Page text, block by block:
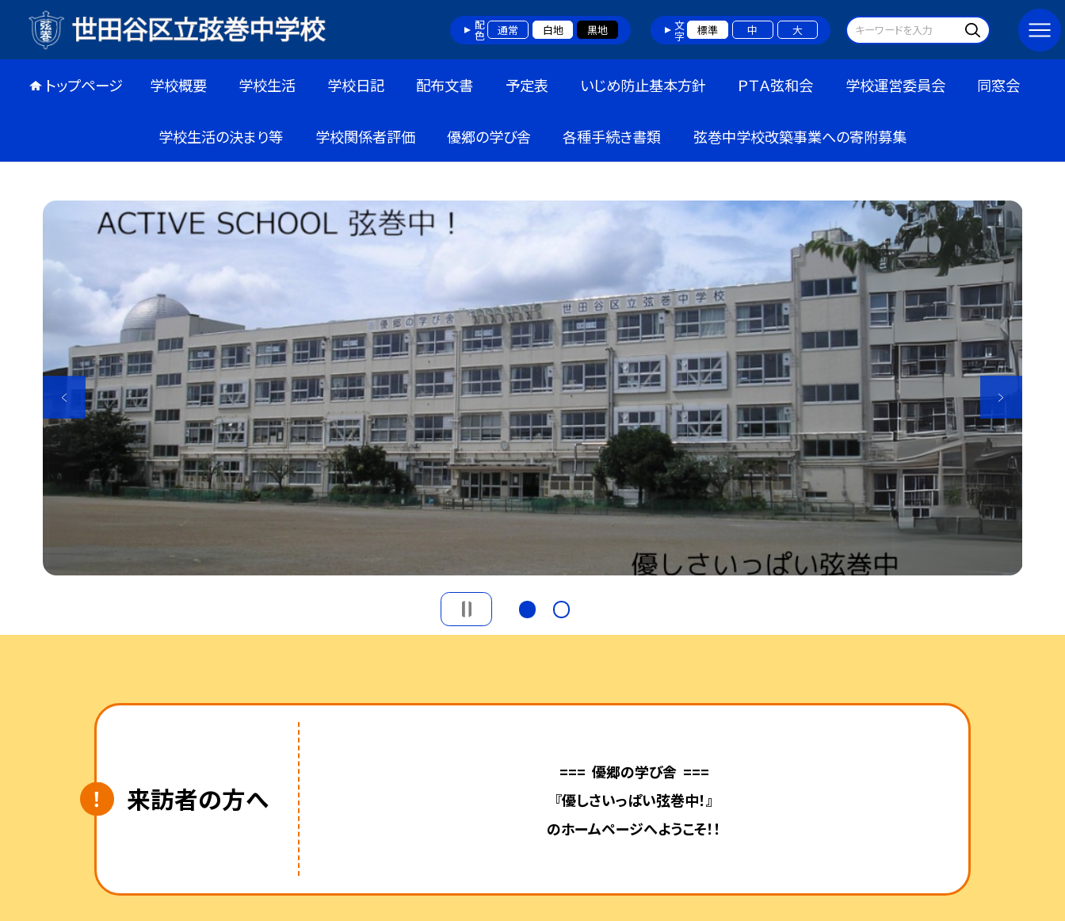
配色 通常 白地 黒地 文字 標準 中 大
トップページ 学校概要 学校生活 学校日記 配布文書 予定表 いじめ防止基本方針 ＰＴＡ弦和会 学校運営委員会 同窓会
学校生活の決まり等 学校関係者評価 優郷の学び舎 各種手続き書類 弦巻中学校改築事業への寄附募集
来訪者の方へ
=== 優郷の学び舎 ===
『優しさいっぱい弦巻中！』
のホームページへようこそ！！